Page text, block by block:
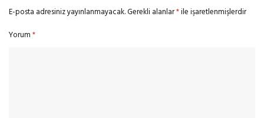
E-posta adresiniz yayınlanmayacak.Gerekli alanlar*ile işaretlenmişlerdir
Yorum*